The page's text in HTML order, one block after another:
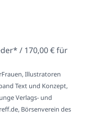
/ 170,00 € für
Illustratoren
Text und Konzept,
Verlags- und
Börsenverein des